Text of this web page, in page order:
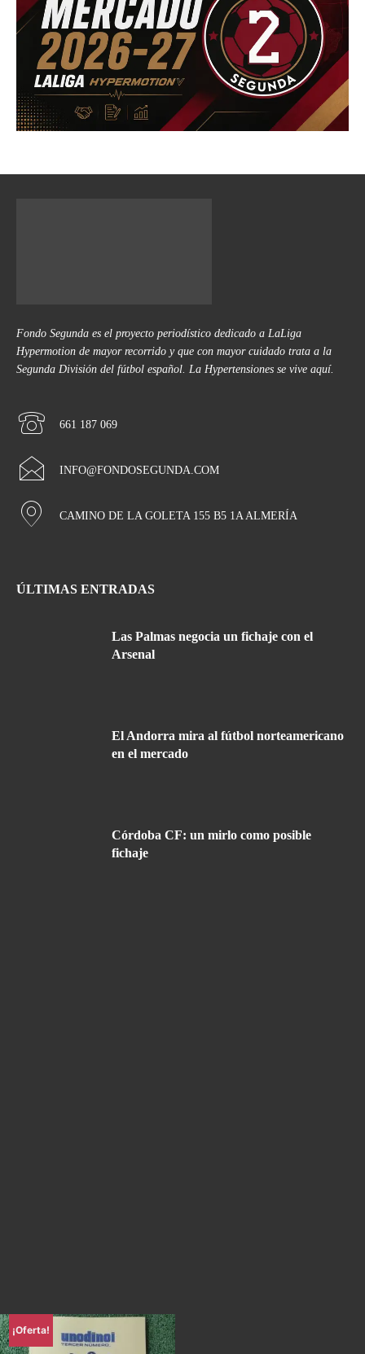
Fondo Segunda es el proyecto periodístico dedicado a LaLiga
Hypermotion de mayor recorrido y que con mayor cuidado trata a la
Segunda División del fútbol español. La Hypertensiones se vive aquí.
661 187 069
INFO@FONDOSEGUNDA.COM
CAMINO DE LA GOLETA 155 B5 1A ALMERÍA
ÚLTIMAS ENTRADAS
Las Palmas negocia un fichaje con el
Arsenal
El Andorra mira al fútbol norteamericano
en el mercado
Córdoba CF: un mirlo como posible
fichaje
¡Oferta!